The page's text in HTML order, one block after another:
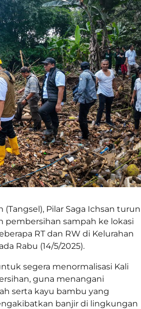
Pilar Saga Ichsan turun
sampah ke lokasi
RT dan RW di Kelurahan
Rabu (14/5/2025).
segera menormalisasi Kali
guna menangani
serta kayu bambu yang
banjir di lingkungan